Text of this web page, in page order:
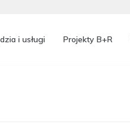
i usługi Projekty B+R